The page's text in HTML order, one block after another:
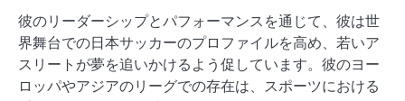
彼のリーダーシップとパフォーマンスを通じて、彼は世
界舞台での日本サッカーのプロファイルを高め、若いア
スリートが夢を追いかけるよう促しています。彼のヨー
ロッパやアジアのリーグでの存在は、スポーツにおける